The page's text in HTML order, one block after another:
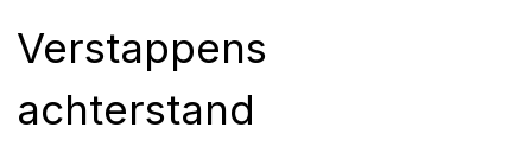
Verstappens
achterstand